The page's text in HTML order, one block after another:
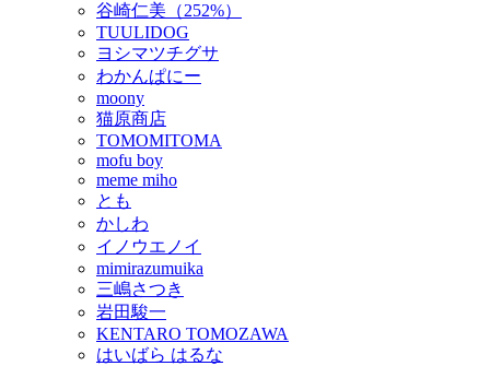
谷崎仁美（252%）
TUULIDOG
ヨシマツチグサ
わかんぱにー
moony
猫原商店
TOMOMITOMA
mofu boy
meme miho
とも
かしわ
イノウエノイ
mimirazumuika
三嶋さつき
岩田駿一
KENTARO TOMOZAWA
はいばら はるな